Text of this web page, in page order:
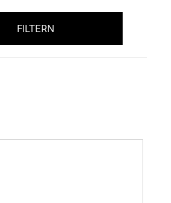
FILTERN